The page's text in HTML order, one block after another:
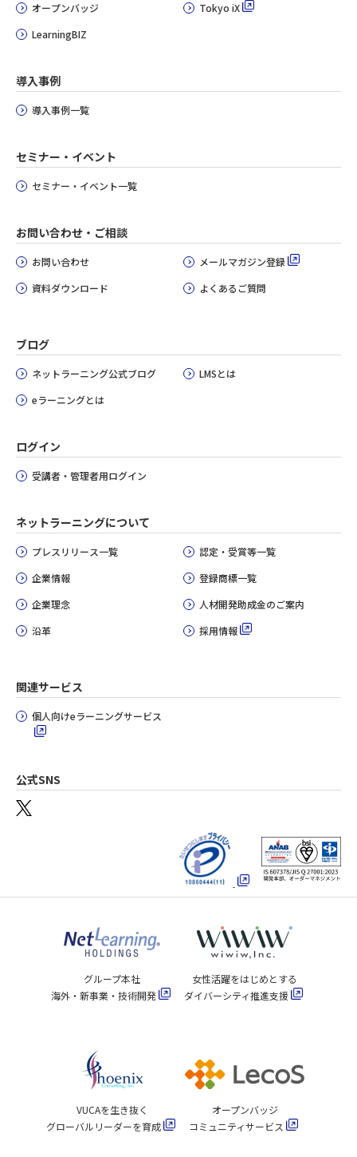
オープンバッジ
LearningBIZ
Tokyo iX
導入事例
導入事例一覧
セミナー・イベント
セミナー・イベント一覧
お問い合わせ・ご相談
お問い合わせ
資料ダウンロード
メールマガジン登録
よくあるご質問
ブログ
ネットラーニング公式ブログ
eラーニングとは
LMSとは
ログイン
受講者・管理者用ログイン
ネットラーニングについて
プレスリリース一覧
企業情報
企業理念
沿革
認定・受賞等一覧
登録商標一覧
人材開発助成金のご案内
採用情報
関連サービス
個人向けeラーニングサービス
公式SNS
グループ本社
海外・新事業・技術開発
女性活躍をはじめとする
ダイバーシティ推進支援
VUCAを生き抜く
グローバルリーダーを育成
オープンバッジ
コミュニティサービス